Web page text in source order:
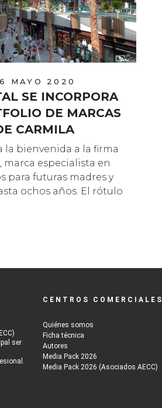
MAYO 2020
SE INCORPORA
DE MARCAS
CARMILA
la bienvenida a la firma
marca especialista en
para futuras madres y
ochos años. El rótulo
ser
CENTROS COMERCIALES
Quiénes somos
Ficha técnica
Autores
Media Pack 2026
Media Pack 2026 (Asociados AECC)